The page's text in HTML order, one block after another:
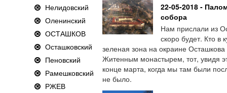
Нелидовский
Оленинский
ОСТАШКОВ
Осташковский
Пеновский
Рамешковский
РЖЕВ
22-05-2018 -
собора
Нам прислали из
скоро будет. Кто в
зеленая зона на окраине
Житенным монастырем, тот, увидя
конце марта, когда мы там были
не было.